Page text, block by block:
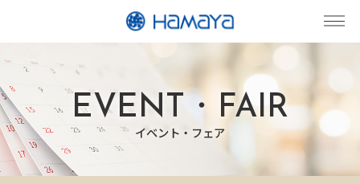
EVENT・FAIR
イベント・フェア